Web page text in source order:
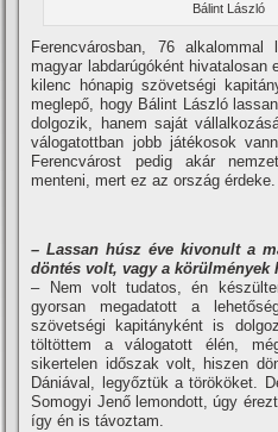
Bálint László
Ferencvárosban, 76
magyar labdarúgóként hivatalosan
kilenc hónapig szövetségi
meglepő, hogy Bálint László
dolgozik, hanem saját
válogatottban jobb játékosok
Ferencvárost pedig akár
menteni, mert ez az ország érdeke.
– Lassan húsz éve kivonult a
döntés volt, vagy a körülmények
– Nem volt tudatos, én
gyorsan megadatott a
szövetségi kapitányként is
töltöttem a válogatott élén,
sikertelen időszak volt, hiszen
Dániával, legyőztük a törököket.
Somogyi Jenő lemondott, úgy
í­gy én is távoztam.